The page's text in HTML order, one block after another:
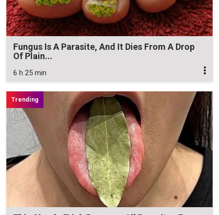
Fungus Is A Parasite, And It Dies From A Drop
Of Plain...
6 h 25 min